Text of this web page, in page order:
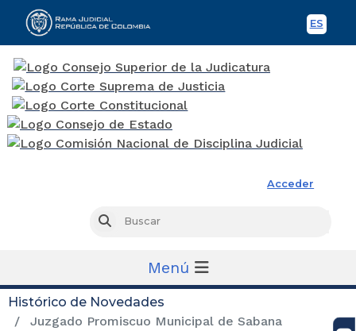
ES
Acceder
Buscar
Menú
Histórico de Novedades
Juzgado Promiscuo Municipal de Sabana